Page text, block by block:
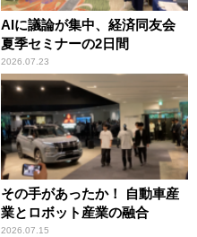
AIに議論が集中、経済同友会
夏季セミナーの2日間
2026.07.23
その手があったか！ 自動車産
業とロボット産業の融合
2026.07.15